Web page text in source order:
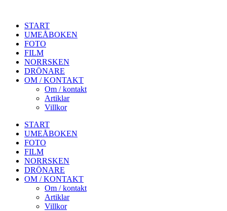
START
UMEÅBOKEN
FOTO
FILM
NORRSKEN
DRÖNARE
OM / KONTAKT
Om / kontakt
Artiklar
Villkor
START
UMEÅBOKEN
FOTO
FILM
NORRSKEN
DRÖNARE
OM / KONTAKT
Om / kontakt
Artiklar
Villkor